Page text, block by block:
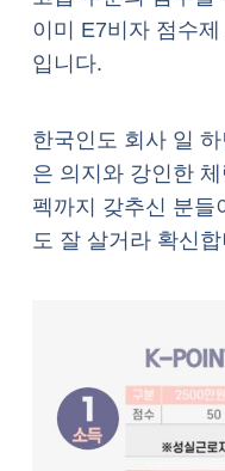
이미 E7비자 점수
입니다.
한국인도 회사 일
은 의지와 강인한
펙까지 갖추신 분
도 잘 살거라 확신